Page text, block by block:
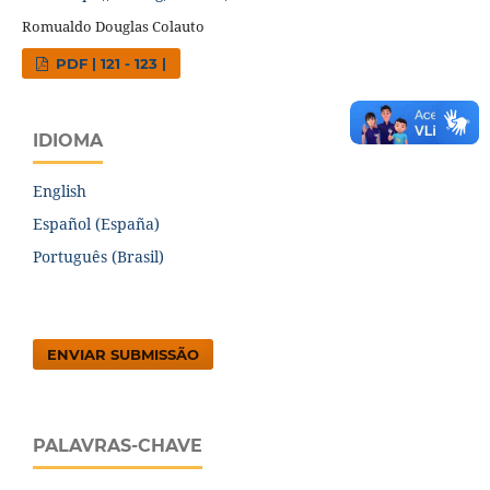
Romualdo Douglas Colauto
PDF | 121 - 123 |
IDIOMA
English
Español (España)
Português (Brasil)
ENVIAR SUBMISSÃO
PALAVRAS-CHAVE